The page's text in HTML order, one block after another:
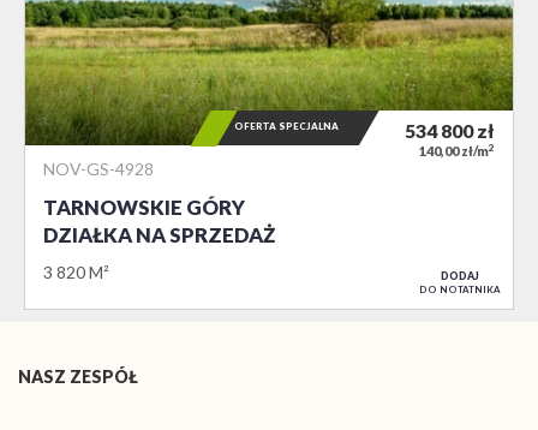
NOV-GS-4928
TARNOWSKIE GÓRY
DZIAŁKA NA SPRZEDAŻ
3 820 M²
534 800zł
140,00 zł/m2
OFERTA SPECJALNA
DODAJ
DO NOTATNIKA
NASZ ZESPÓŁ